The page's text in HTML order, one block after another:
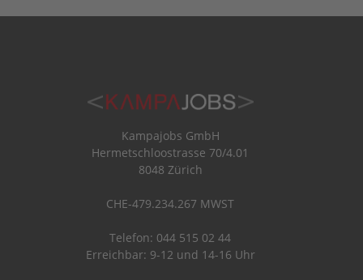
Kampajobs GmbH
Hermetschloostrasse 70/4.01
8048 Zürich
CHE-479.234.267 MWST
Telefon: 044 515 02 44
Erreichbar: 9-12 und 14-16 Uhr